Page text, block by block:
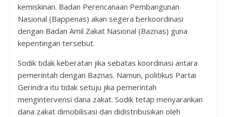
kemiskinan. Badan Perencanaan Pembangunan
Nasional (Bappenas) akan segera berkoordinasi
dengan Badan Amil Zakat Nasional (Baznas) guna
kepentingan tersebut.
Sodik tidak keberatan jika sebatas koordinasi antara
pemerintah dengan Baznas. Namun, politikus Partai
Gerindra itu tidak setuju jika pemerintah
mengintervensi dana zakat. Sodik tetap menyarankan
dana zakat dimobilisasi dan didistribusikan oleh